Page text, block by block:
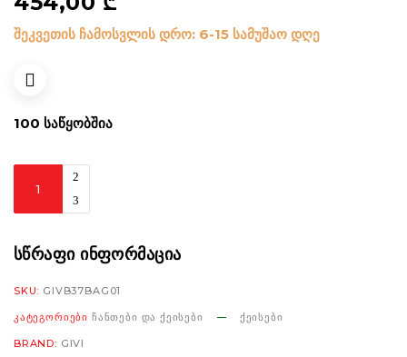
შეკვეთის ჩამოსვლის დრო: 6-15 სამუშაო დღე
100 ᲡᲐᲬᲧᲝᲑᲨᲘᲐ
Top
monolock
37ltr
black
ᲡᲬᲠᲐᲤᲘ ᲘᲜᲤᲝᲠᲛᲐᲪᲘᲐ
SKU: GIVB37BAG01
ᲙᲐᲢᲔᲒᲝᲠᲘᲔᲑᲘ ᲩᲐᲜᲗᲔᲑᲘ ᲓᲐ ᲥᲔᲘᲡᲔᲑᲘ ᲥᲔᲘᲡᲔᲑᲘ
BRAND: GIVI